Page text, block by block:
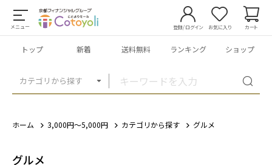
メニュー
カテゴリから探す
登録/ログイン お気に入り カート
トップ 新着 送料無料 ランキング ショップ
ホーム 3,000円～5,000円 カテゴリから探す グルメ
グルメ